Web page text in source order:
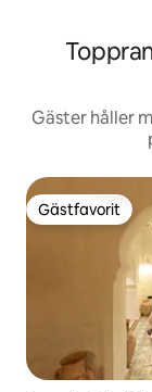
Gäster håller
Gästfavorit
Gästfavorit